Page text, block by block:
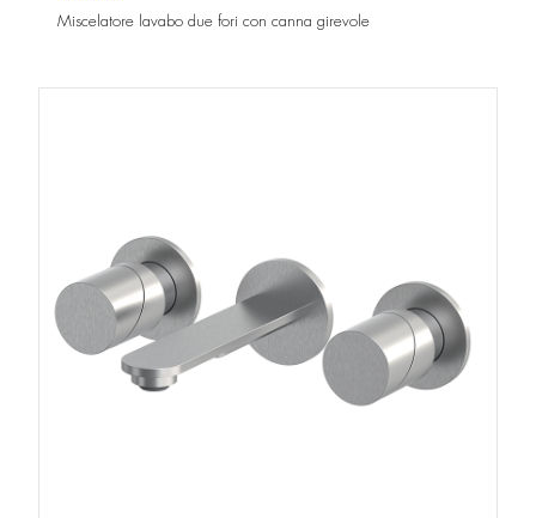
Miscelatore lavabo due fori con canna girevole